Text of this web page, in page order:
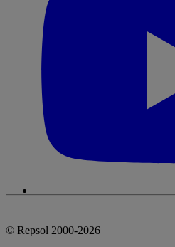
© Repsol 2000-2026